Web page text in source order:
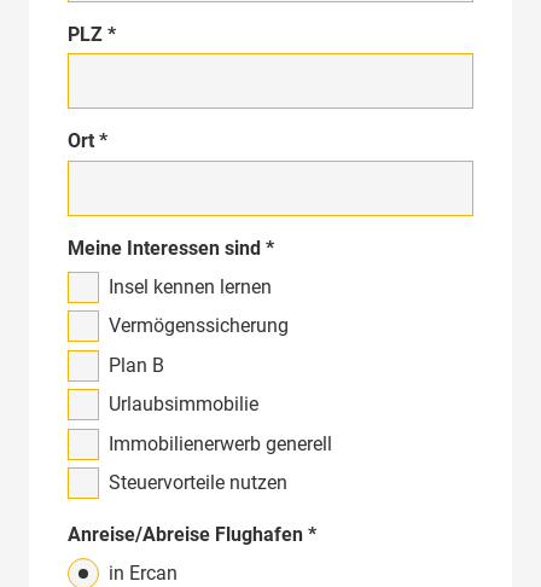
PLZ *
Ort *
Meine Interessen sind *
Insel kennen lernen
Vermögenssicherung
Plan B
Urlaubsimmobilie
Immobilienerwerb generell
Steuervorteile nutzen
Anreise/Abreise Flughafen *
in Ercan